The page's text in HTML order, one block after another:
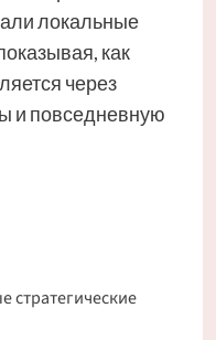
локальные
как
через
и повседневную
стратегические